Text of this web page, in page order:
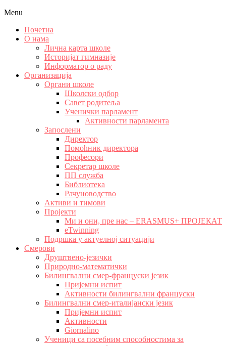
Menu
Почетна
О нама
Лична карта школе
Историјат гимназије
Информатор о раду
Организација
Органи школе
Школски одбор
Савет родитеља
Ученички парламент
Активности парламента
Запослени
Директор
Помоћник директора
Професори
Секретар школе
ПП служба
Библиотека
Рачуноводство
Активи и тимови
Пројекти
Ми и они, пре нас – ERASMUS+ ПРОЈЕКАТ
eTwinning
Подршка у актуелној ситуацији
Смерови
Друштвено-језички
Природно-математички
Билингвални смер-француски језик
Пријемни испит
Активности билингвални француски
Билингвални смер-италијански језик
Пријемни испит
Активности
Giornalino
Ученици са посебним способностима за